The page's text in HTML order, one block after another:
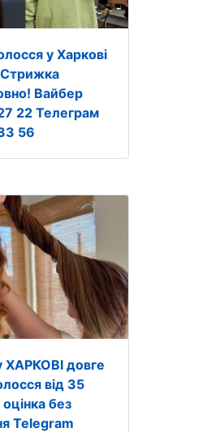
у Харкові
Вайбер
22 Телеграм
56
ХАРКОВІ довге
від 35
без
Telegram